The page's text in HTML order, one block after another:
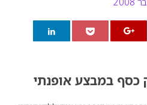
כסף במבצע אופנתי